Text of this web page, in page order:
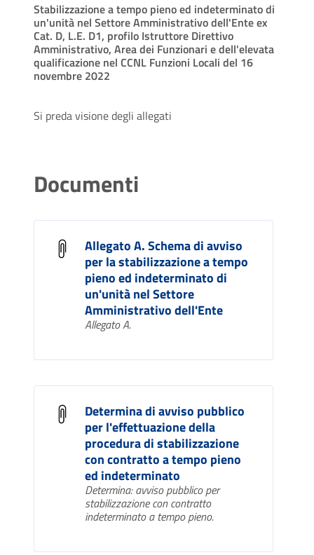
Stabilizzazione a tempo pieno ed indeterminato di
un'unità nel Settore Amministrativo dell'Ente ex
Cat. D, L.E. D1, profilo Istruttore Direttivo
Amministrativo, Area dei Funzionari e dell'elevata
qualificazione nel CCNL Funzioni Locali del 16
novembre 2022
Si preda visione degli allegati
Documenti
Allegato A. Schema di avviso
per la stabilizzazione a tempo
pieno ed indeterminato di
un'unità nel Settore
Amministrativo dell'Ente
Allegato A.
Determina di avviso pubblico
per l'effettuazione della
procedura di stabilizzazione
con contratto a tempo pieno
ed indeterminato
Determina: avviso pubblico per
stabilizzazione con contratto
indeterminato a tempo pieno.